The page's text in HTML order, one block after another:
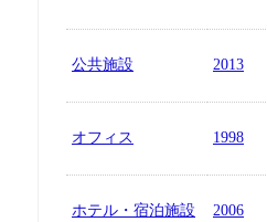
公共施設 2013
オフィス 1998
ホテル・宿泊施設 2006